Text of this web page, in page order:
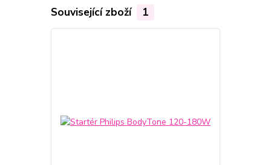
Související zboží 1